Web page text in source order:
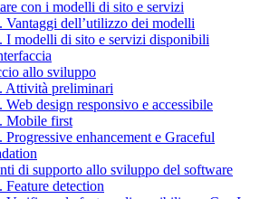
con i modelli di sito e servizi
Vantaggi dell’utilizzo dei modelli
I modelli di sito e servizi disponibili
allo sviluppo
Attività preliminari
Web design responsivo e accessibile
Mobile first
Progressive enhancement e Graceful
di supporto allo sviluppo del software
Feature detection